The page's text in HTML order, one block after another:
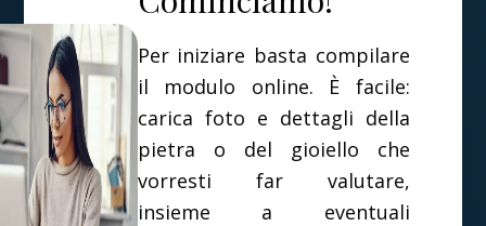
Per iniziare basta compilare
il modulo online. È facile:
carica foto e dettagli della
pietra o del gioiello che
vorresti far valutare,
insieme a eventuali